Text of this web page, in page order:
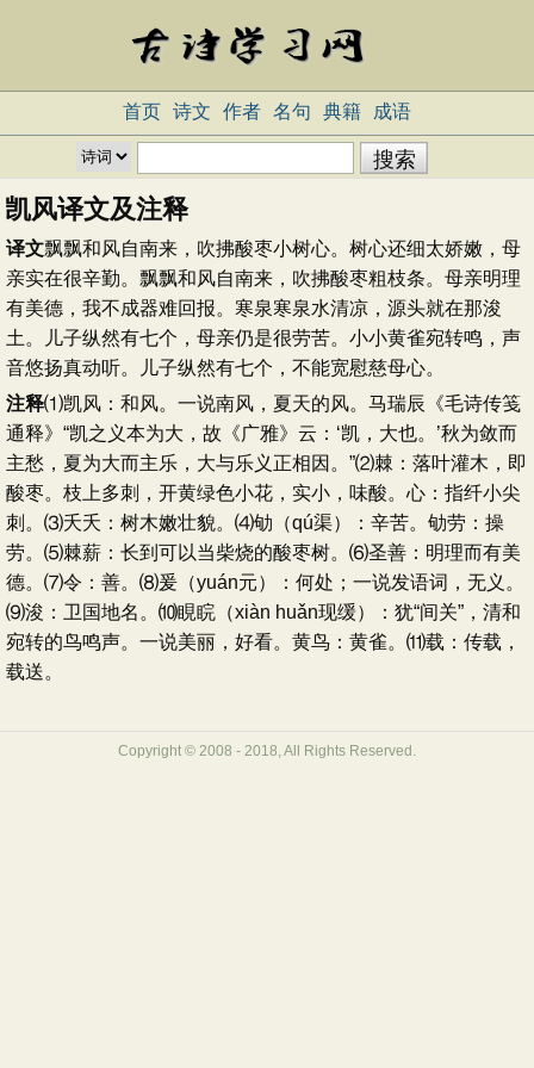
首页 诗文 作者 名句 典籍 成语
凯风译文及注释
译文飘飘和风自南来，吹拂酸枣小树心。树心还细太娇嫩，母
亲实在很辛勤。飘飘和风自南来，吹拂酸枣粗枝条。母亲明理
有美德，我不成器难回报。寒泉寒泉水清凉，源头就在那浚
土。儿子纵然有七个，母亲仍是很劳苦。小小黄雀宛转鸣，声
音悠扬真动听。儿子纵然有七个，不能宽慰慈母心。
注释⑴凯风：和风。一说南风，夏天的风。马瑞辰《毛诗传笺
通释》“凯之义本为大，故《广雅》云：‘凯，大也。’秋为敛而
主愁，夏为大而主乐，大与乐义正相因。”⑵棘：落叶灌木，即
酸枣。枝上多刺，开黄绿色小花，实小，味酸。心：指纤小尖
刺。⑶夭夭：树木嫩壮貌。⑷劬（qú渠）：辛苦。劬劳：操
劳。⑸棘薪：长到可以当柴烧的酸枣树。⑹圣善：明理而有美
德。⑺令：善。⑻爰（yuán元）：何处；一说发语词，无义。
⑼浚：卫国地名。⑽睍睆（xiàn huǎn现缓）：犹“间关”，清和
宛转的鸟鸣声。一说美丽，好看。黄鸟：黄雀。⑾载：传载，
载送。
Copyright © 2008 - 2018, All Rights Reserved.